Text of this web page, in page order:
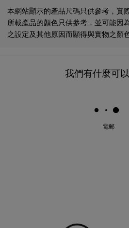
本網站顯示的產品尺碼只供參考，實
所載產品的顏色只供參考，並可能因
之設定及其他原因而顯得與實物之顏色
我們有什麼可
電郵